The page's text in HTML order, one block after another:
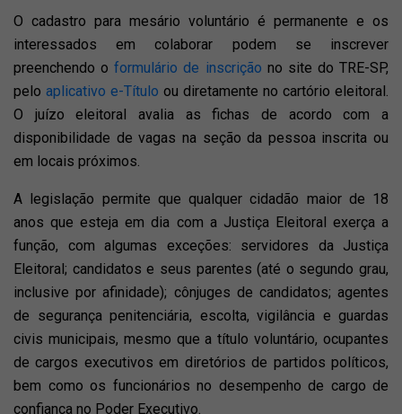
O cadastro para mesário voluntário é permanente e os
interessados em colaborar podem se inscrever
preenchendo oformulário de inscrição no site do TRE-SP,
pelo aplicativo e-Título ou diretamente no cartório eleitoral.
O juízo eleitoral avalia as fichas de acordo com a
disponibilidade de vagas na seção da pessoa inscrita ou
em locais próximos.
A legislação permite que qualquer cidadão maior de 18
anos que esteja em dia com a Justiça Eleitoral exerça a
função, com algumas exceções: servidores da Justiça
Eleitoral; candidatos e seus parentes (até o segundo grau,
inclusive por afinidade); cônjuges de candidatos; agentes
de segurança penitenciária, escolta, vigilância e guardas
civis municipais, mesmo que a título voluntário, ocupantes
de cargos executivos em diretórios de partidos políticos,
bem como os funcionários no desempenho de cargo de
confiança no Poder Executivo.